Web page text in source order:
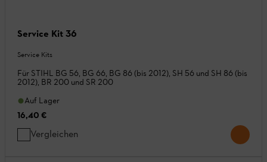
Service Kit 36
Service Kits
Für STIHL BG 56, BG 66, BG 86 (bis 2012), SH 56 und SH 86 (bis
2012), BR 200 und SR 200
Auf Lager
16,40 €
Vergleichen